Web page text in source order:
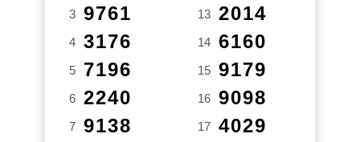
3 9761
4 3176
5 7196
6 2240
7 9138
13 2014
14 6160
15 9179
16 9098
17 4029